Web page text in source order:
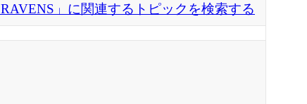
RAVENS」に関連するトピックを検索する